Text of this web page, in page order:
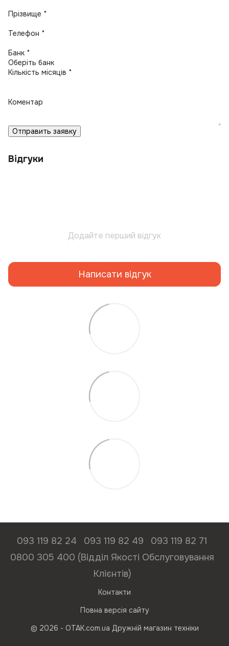
Прізвище *
Телефон *
Банк *
Кількість місяців *
Коментар
Отправить заявку
Відгуки
Додайте перший відгук
Написати відгук
093 119 82 24 093 119 82 49
093 119 82 71
0800 305 400 (Відділ Якості Обслуговування
Клієнтів)
Контакти
Повна версія сайту
© 2026 - ОТАК.com.ua Дружній магазин техніки